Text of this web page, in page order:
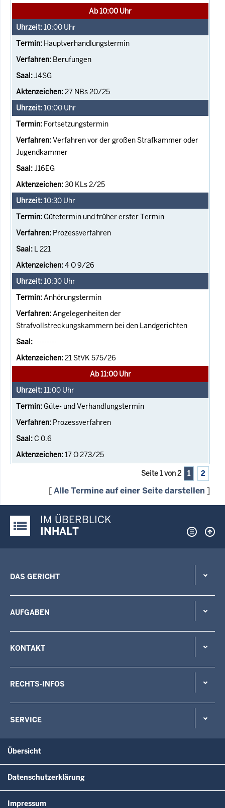
Ab 10:00 Uhr
10:00 Uhr
Hauptverhandlungstermin
Berufungen
J4SG
27 NBs 20/25
10:00 Uhr
Fortsetzungstermin
Verfahren vor der großen Strafkammer oder
Jugendkammer
J16EG
30 KLs 2/25
10:30 Uhr
Gütetermin und früher erster Termin
Prozessverfahren
L 221
4 O 9/26
10:30 Uhr
Anhörungstermin
Angelegenheiten der
Strafvollstreckungskammern bei den Landgerichten
---------
21 StVK 575/26
Ab 11:00 Uhr
11:00 Uhr
Güte- und Verhandlungstermin
Prozessverfahren
C 0.6
17 O 273/25
Seite 1 von 2 1 2
[Alle Termine auf einer Seite darstellen ]
Justiz-Portal im Überblick:
IM ÜBERBLICK
INHALT
DAS GERICHT
AUFGABEN
KONTAKT
RECHTS-INFOS
SERVICE
Übersicht
Datenschutzerklärung
Impressum